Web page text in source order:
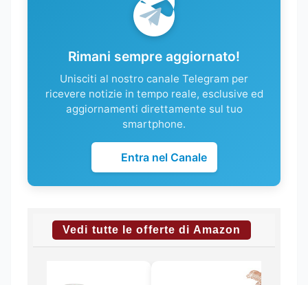
Rimani sempre aggiornato!
Unisciti al nostro canale Telegram per
ricevere notizie in tempo reale, esclusive ed
aggiornamenti direttamente sul tuo
smartphone.
Entra nel Canale